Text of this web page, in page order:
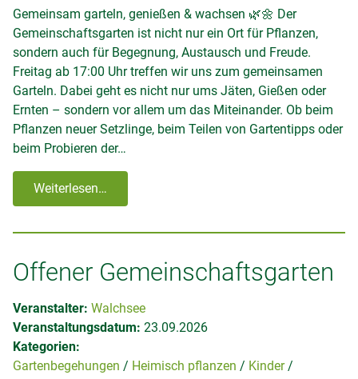
Gemeinsam garteln, genießen & wachsen 🌿🌼 Der
Gemeinschaftsgarten ist nicht nur ein Ort für Pflanzen,
sondern auch für Begegnung, Austausch und Freude.
Freitag ab 17:00 Uhr treffen wir uns zum gemeinsamen
Garteln. Dabei geht es nicht nur ums Jäten, Gießen oder
Ernten – sondern vor allem um das Miteinander. Ob beim
Pflanzen neuer Setzlinge, beim Teilen von Gartentipps oder
beim Probieren der…
Weiterlesen…
Offener Gemeinschaftsgarten
Veranstalter: Walchsee
Veranstaltungsdatum: 23.09.2026
Kategorien:
Gartenbegehungen
Heimisch pflanzen
Kinder